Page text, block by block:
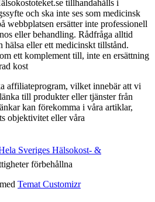
tillhandahålls i
och ska inte ses som medicinsk
webbplatsen ersätter inte professionell
eller behandling. Rådfråga alltid
eller ett medicinskt tillstånd.
ett komplement till, inte en ersättning
kost
affiliateprogram, vilket innebär att vi
till produkter eller tjänster från
kan förekomma i våra artiklar,
objektivitet eller våra
Sveriges Hälsokost- &
förbehållna
Temat Customizr